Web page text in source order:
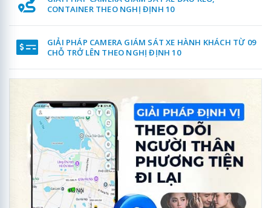
CONTAINER THEO NGHỊ ĐỊNH 10
GIẢI PHÁP CAMERA GIÁM SÁT XE HÀNH KHÁCH TỪ 09
CHỖ TRỞ LÊN THEO NGHỊ ĐỊNH 10